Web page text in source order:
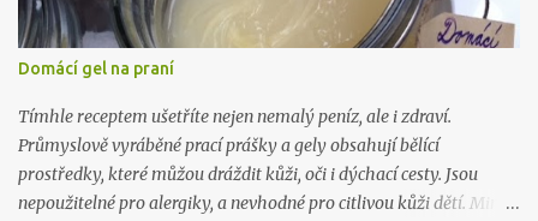
Domácí gel na praní
Tímhle receptem ušetříte nejen nemalý peníz, ale i zdraví.
Průmyslově vyráběné prací prášky a gely obsahují bělící
prostředky, které můžou dráždit kůži, oči i dýchací cesty. Jsou
nepoužitelné pro alergiky, a nevhodné pro citlivou kůži dětí. Mimo